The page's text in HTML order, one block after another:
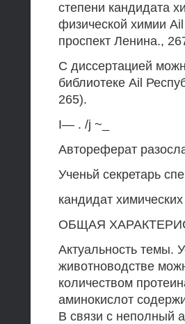
степени кандидата
физической химии
проспект Ленина.,
С диссертацией
библиотеке Ail
265).
I— . /j ~_
Автореферат
Ученьй секретарь
кандидат
ОБЩАЯ
Актуальность темы.
животноводстве
количеством
аминокислот
В связи с неполный